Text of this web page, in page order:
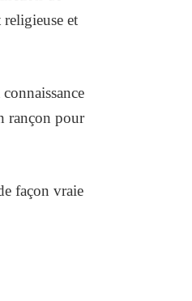
et
rançon pour
façon vraie